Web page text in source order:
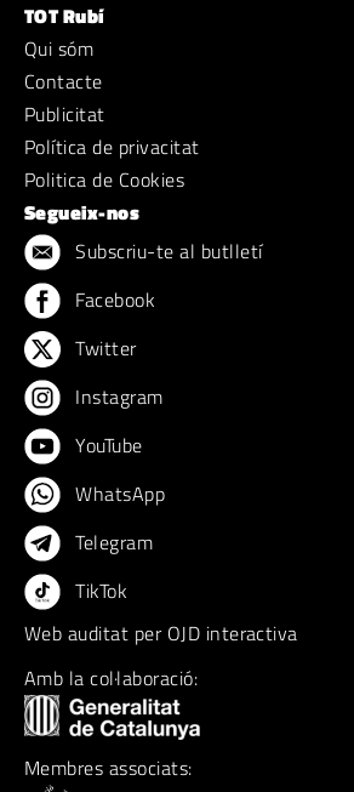
TOT Rubí
Qui sóm
Contacte
Publicitat
Política de privacitat
Politica de Cookies
Segueix-nos
Subscriu-te al butlletí
Facebook
Twitter
Instagram
YouTube
WhatsApp
Telegram
TikTok
Web auditat per OJD interactiva
Amb la col·laboració:
Membres associats: